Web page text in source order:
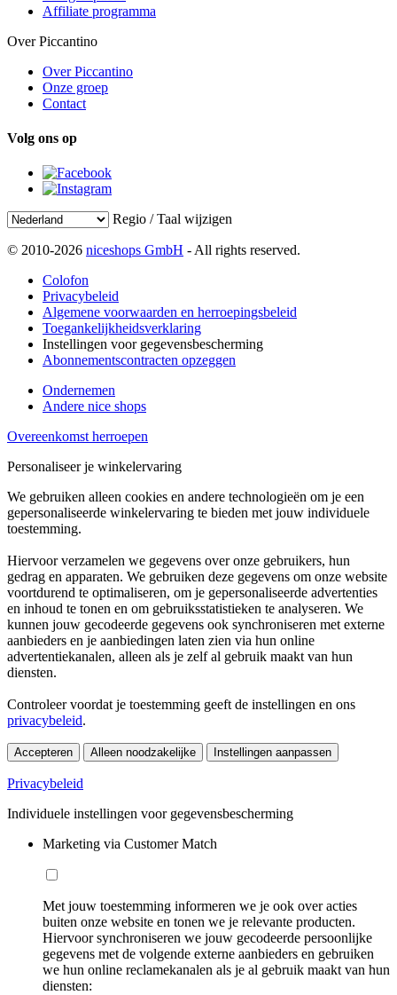
Affiliate programma
Over Piccantino
Over Piccantino
Onze groep
Contact
Volg ons op
Regio / Taal wijzigen
© 2010-2026 niceshops GmbH - All rights reserved.
Colofon
Privacybeleid
Algemene voorwaarden en herroepingsbeleid
Toegankelijkheidsverklaring
Instellingen voor gegevensbescherming
Abonnementscontracten opzeggen
Ondernemen
Andere nice shops
Overeenkomst herroepen
Personaliseer je winkelervaring
We gebruiken alleen cookies en andere technologieën om je een
gepersonaliseerde winkelervaring te bieden met jouw individuele
toestemming.
Hiervoor verzamelen we gegevens over onze gebruikers, hun
gedrag en apparaten. We gebruiken deze gegevens om onze website
voortdurend te optimaliseren, om je gepersonaliseerde advertenties
en inhoud te tonen en om gebruiksstatistieken te analyseren. We
kunnen jouw gecodeerde gegevens ook synchroniseren met externe
aanbieders en je aanbiedingen laten zien via hun online
advertentiekanalen, alleen als je zelf al gebruik maakt van hun
diensten.
Controleer voordat je toestemming geeft de instellingen en ons
privacybeleid.
Accepteren Alleen noodzakelijke Instellingen aanpassen
Privacybeleid
Individuele instellingen voor gegevensbescherming
Marketing via Customer Match
Met jouw toestemming informeren we je ook over acties
buiten onze website en tonen we je relevante producten.
Hiervoor synchroniseren we jouw gecodeerde persoonlijke
gegevens met de volgende externe aanbieders en gebruiken
we hun online reclamekanalen als je al gebruik maakt van hun
diensten: